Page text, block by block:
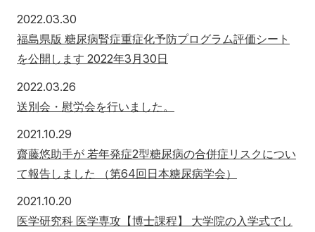
2022.03.30
福島県版 糖尿病腎症重症化予防プログラム評価シート
を公開します 2022年3月30日
2022.03.26
送別会・慰労会を行いました。
2021.10.29
齋藤悠助手が 若年発症2型糖尿病の合併症リスクについ
て報告しました （第64回日本糖尿病学会）
2021.10.20
医学研究科 医学専攻【博士課程】 大学院の入学式でし